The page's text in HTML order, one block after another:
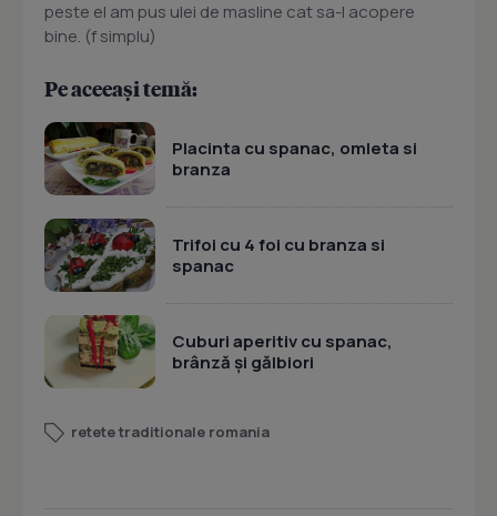
peste el am pus ulei de masline cat sa-l acopere
bine. (f simplu)
Pe aceeași temă:
Placinta cu spanac, omleta si
branza
Trifoi cu 4 foi cu branza si
spanac
Cuburi aperitiv cu spanac,
brânză și gălbiori
retete traditionale romania